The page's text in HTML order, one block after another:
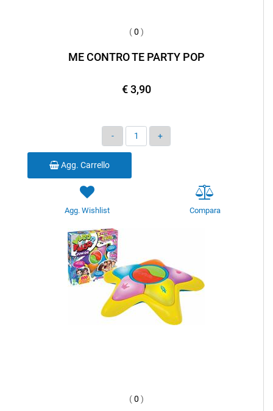
(0 )
ME CONTRO TE PARTY POP
€ 3,90
Quantità
Agg. Carrello
Agg. Wishlist Compara
(0 )